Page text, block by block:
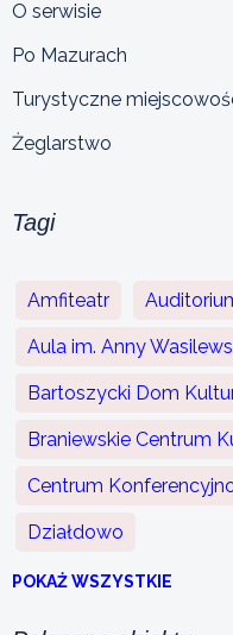
O serwisie
Po Mazurach
Turystyczne
Żeglarstwo
Tagi
Amfiteatr
Aula im. Anny
Bartoszycki Dom
Braniewskie Centrum
Centrum
Działdowo
POKAŻ WSZYSTKIE